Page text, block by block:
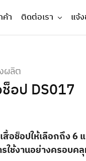
ค้า ติดต่อเรา แจ้
ผลิต
อป DS017
สื้อช็อปให้เลือกถึง 6
ใช้งานอย่างครอบค